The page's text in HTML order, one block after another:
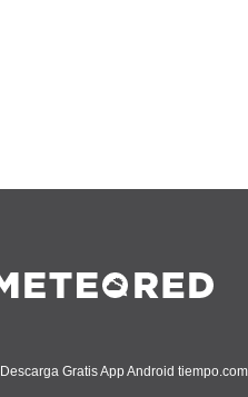
Descarga Gratis App Android tiempo.com